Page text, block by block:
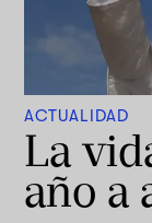
ACTUALIDAD
La
año a